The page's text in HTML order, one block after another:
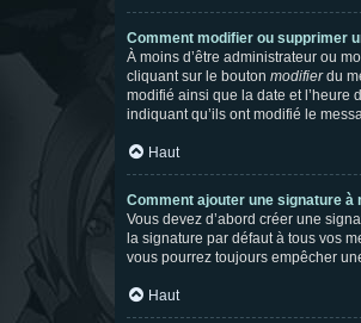
Comment modifier ou supprimer
À moins d’être administrateur ou
cliquant sur le bouton modifierdu
modifié ainsi que la date et l’heure
indiquant qu’ils ont modifié le
Haut
Comment ajouter une signature à
Vous devez d’abord créer une
la signature par défaut à tous vos
vous pourrez toujours empêcher
Haut